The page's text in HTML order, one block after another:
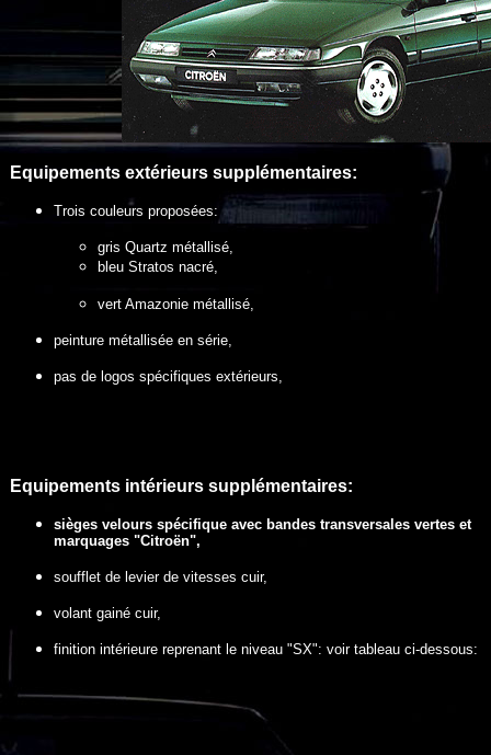
Equipements extérieurs supplémentaires:
Trois couleurs proposées:
gris Quartz métallisé,
bleu Stratos nacré,
vert Amazonie métallisé,
peinture métallisée en série,
pas de logos spécifiques extérieurs,
Equipements intérieurs supplémentaires:
sièges velours spécifique avec bandes transversales vertes et
marquages "Citroën",
soufflet de levier de vitesses cuir,
volant gainé cuir,
finition intérieure reprenant le niveau "SX": voir tableau ci-dessous: